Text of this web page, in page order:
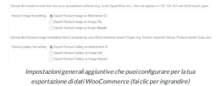
Impostazioni generali aggiuntive che puoi configurare per la tua
esportazione di dati WooCommerce (fai clic per ingrandire)